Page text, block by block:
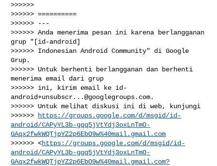
>>>>>>
>>>>>> ==========
>>>>>> ---
>>>>>> Anda menerima pesan ini karena berlangganan
grup "[id-android]
>>>>>> Indonesian Android Community" di Google
Grup.
>>>>>> Untuk berhenti berlangganan dan berhenti
menerima email dari grup
>>>>>> ini, kirim email ke id-
android+unsubscr...@googlegroups.com.
>>>>>> Untuk melihat diskusi ini di web, kunjungi
>>>>>>
https://groups.google.com/d/msgid/id-
android/CAPyYL3b-gqq5jVtYdj3oxLnTmO-
GAqx2fwkWQTjpYZ2p6EbO9w%40mail.gmail.com
>>>>>> <https://groups.google.com/d/msgid/id-
android/CAPyYL3b-gqq5jVtYdj3oxLnTmO-
GAqx2fwkWQTjpYZ2p6EbO9w%40mail.gmail.com?